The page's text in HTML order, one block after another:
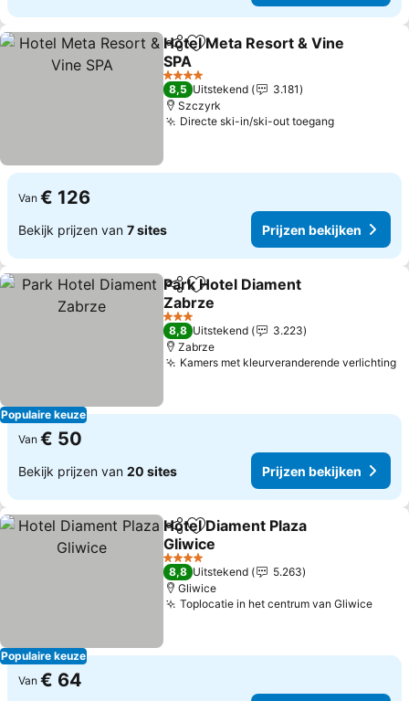
DelenToevoegen aan favorieten
Hotel Meta Resort & Vine
SPA
Prijzen bekijken
4 Sterren
8,5 Uitstekend
3.181
Szczyrk
Directe ski-in/ski-out toegangPrijzen
Van € 126
Bekijk prijzen van 7 sites Prijzen bekijken
Populaire keuze
DelenToevoegen aan favorieten
Park Hotel Diament
Zabrze
Prijzen bekijken
3 Sterren
8,8 Uitstekend
3.223
Zabrze
Kamers met kleurveranderende verlichting
Van € 50
Bekijk prijzen van 20 sites Prijzen bekijken
Populaire keuze
DelenToevoegen aan favorieten
Hotel Diament Plaza
Gliwice
Prijzen bekijken
4 Sterren
8,8 Uitstekend
5.263
Gliwice
Toplocatie in het centrum van Gliwice
Van € 64